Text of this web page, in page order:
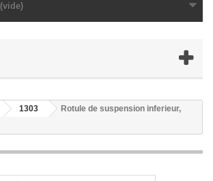
(vide)
1303
Rotule de suspension inferieur,